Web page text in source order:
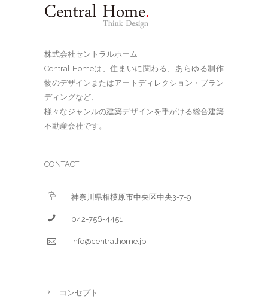
株式会社セントラルホーム
Central Homeは、住まいに関わる、あらゆる制作
物のデザインまたはアートディレクション・ブラン
ディングなど、
様々なジャンルの建築デザインを手がける総合建築
不動産会社です。
CONTACT
神奈川県相模原市中央区中央3-7-9
042-756-4451
info@centralhome.jp
コンセプト